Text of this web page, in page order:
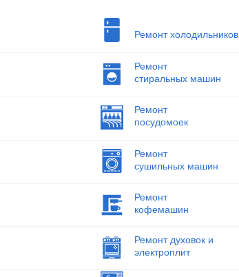
Ремонт холодильников
Ремонт
стиральных машин
Ремонт
посудомоек
Ремонт
сушильных машин
Ремонт
кофемашин
Ремонт духовок и
электроплит